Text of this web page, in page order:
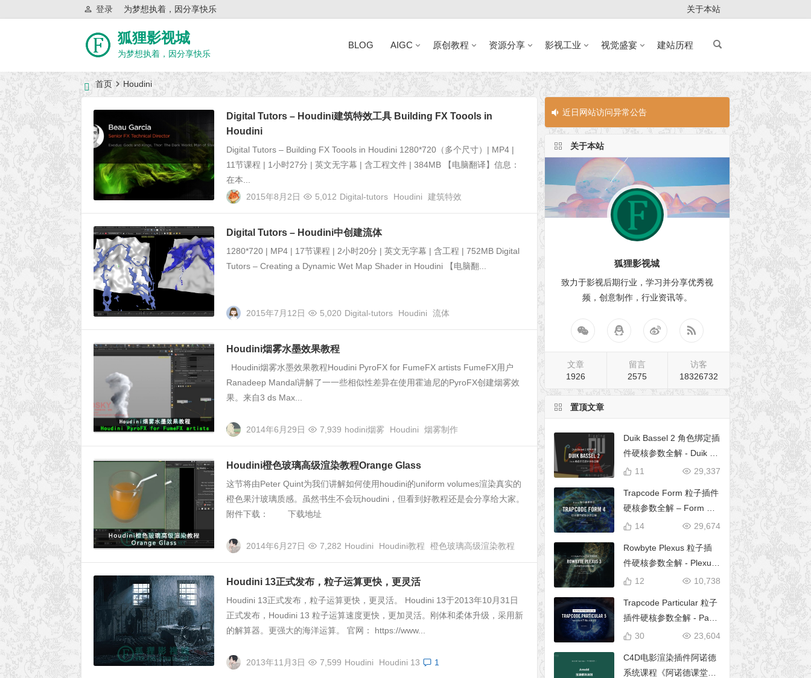
为梦想执着，因分享快乐
登录 关于本站
狐狸影视城
为梦想执着，因分享快乐
BLOG AIGC 原创教程 资源分享 影视工业 视觉盛宴 建站历程
首页 Houdini
Digital Tutors – Houdini建筑特效工具 Building FX Toools in
Houdini
Digital Tutors – Building FX Toools in Houdini 1280*720（多个尺寸）| MP4 |
11节课程 | 1小时27分 | 英文无字幕 | 含工程文件 | 384MB 【电脑翻译】信息：
在本...
2015年8月2日
5,012 Digital-tutors Houdini 建筑特效
Digital Tutors – Houdini中创建流体
1280*720 | MP4 | 17节课程 | 2小时20分 | 英文无字幕 | 含工程 | 752MB Digital
Tutors – Creating a Dynamic Wet Map Shader in Houdini 【电脑翻...
2015年7月12日 5,020 Digital-tutors Houdini 流体
Houdini烟雾水墨效果教程
Houdini烟雾水墨效果教程Houdini PyroFX for FumeFX artists FumeFX用户
Ranadeep Mandal讲解了一一些相似性差异在使用霍迪尼的PyroFX创建烟雾效
果。来自3 ds Max...
2014年6月29日 7,939 hodini烟雾 Houdini 烟雾制作
Houdini橙色玻璃高级渲染教程Orange Glass
这节将由Peter Quint为我们讲解如何使用houdini的uniform volumes渲染真实的
橙色果汁玻璃质感。虽然书生不会玩houdini，但看到好教程还是会分享给大家。
附件下载： 下载地址
2014年6月27日 7,282 Houdini Houdini教程 橙色玻璃高级渲染教程
Houdini 13正式发布，粒子运算更快，更灵活
Houdini 13正式发布，粒子运算更快，更灵活。 Houdini 13于2013年10月31日
正式发布，Houdini 13 粒子运算速度更快，更加灵活。刚体和柔体升级，采用新
的解算器。更强大的海洋运算。 官网： https://www...
2013年11月3日 7,599 Houdini Houdini 13 1
近日网站访问异常公告 近日网站访问异常公告 近日网站访问异常公告 近日网站访问
关于本站
狐狸影视城
致力于影视后期行业，学习并分享优秀视
频，创意制作，行业资讯等。
文章
1926
留言
2575
访客
18326732
置顶文章
Duik Bassel 2 角色绑定插
件硬核参数全解 - Duik 16
完全使用手册
29,337
11
Trapcode Form 粒子插件
硬核参数全解 – Form 完
全使用手册
29,674
14
Rowbyte Plexus 粒子插
件硬核参数全解 - Plexus
完全使用手册
10,738
12
Trapcode Particular 粒子
插件硬核参数全解 - Parti
cular 5 完全使用手册23,604
30
C4D电影渲染插件阿诺德
系统课程《阿诺德课堂之